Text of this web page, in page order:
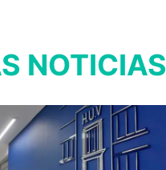
NOTICIAS